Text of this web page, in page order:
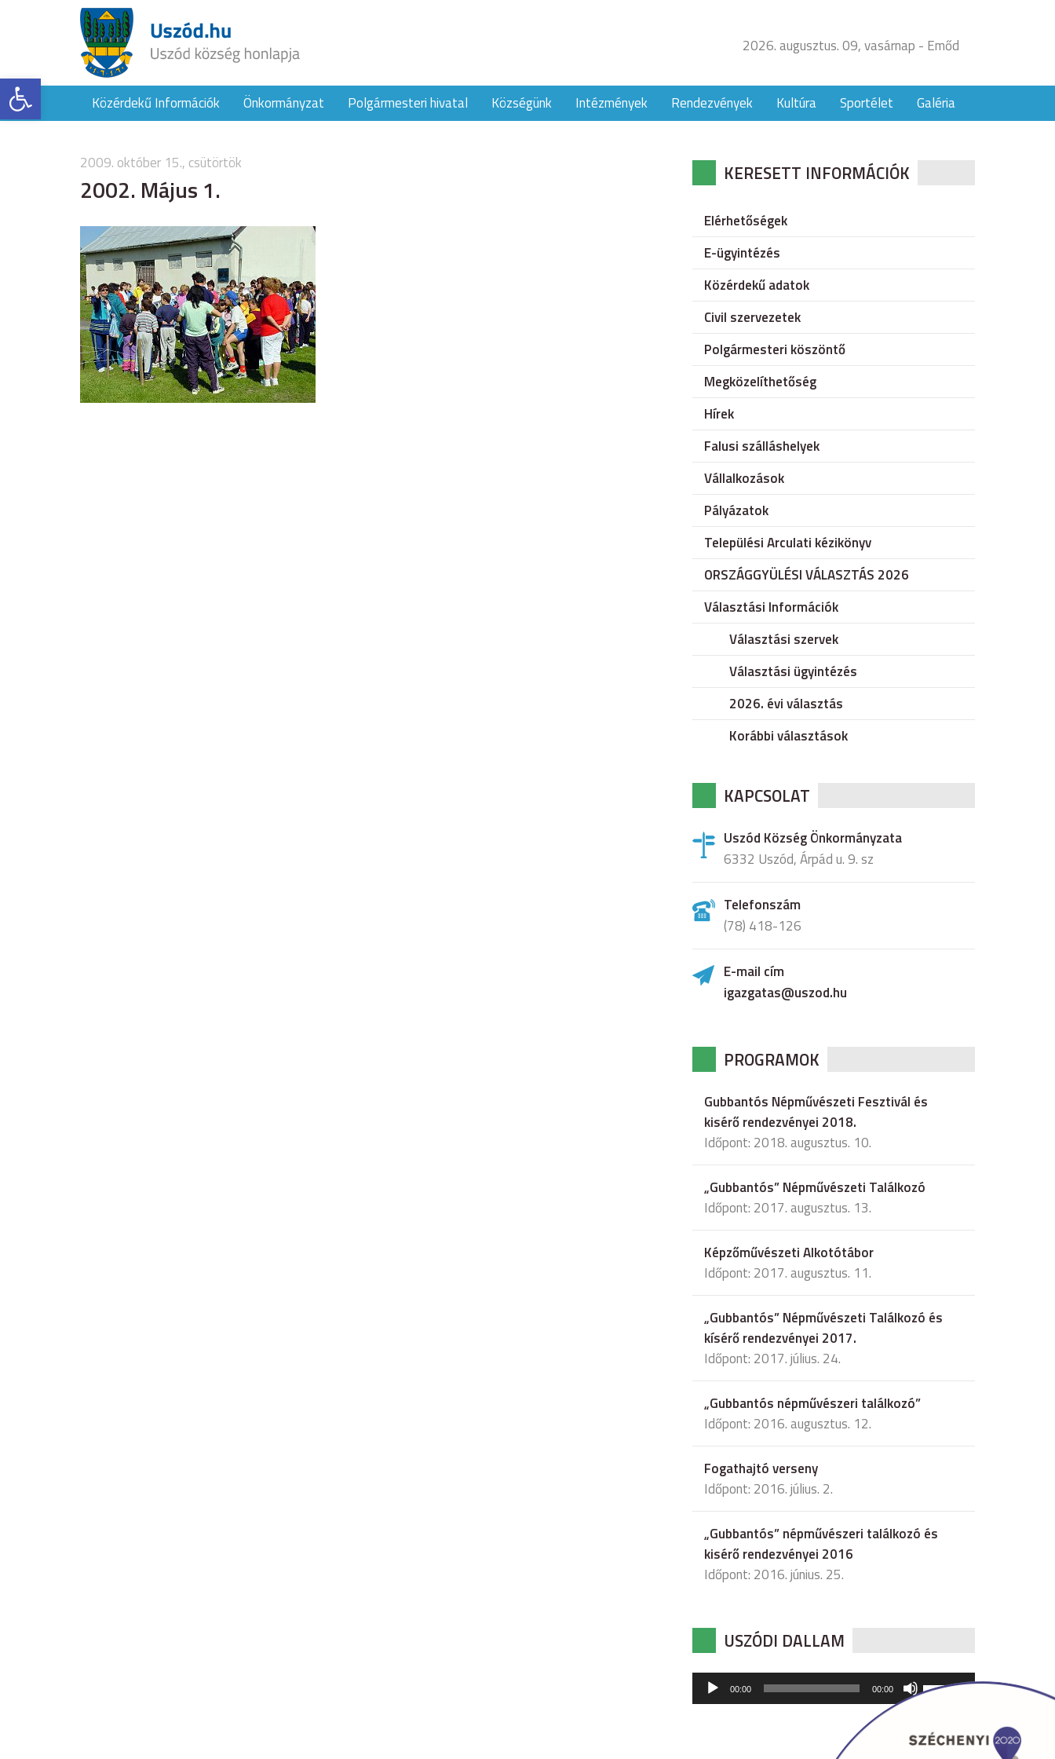
Eszköztár megnyitása
2026. augusztus. 09, vasárnap - Emőd
Közérdekű Információk Önkormányzat Polgármesteri hivatal Községünk Intézmények Rendezvények Kultúra Sportélet Galéria
2009. október 15., csütörtök
2002. Május 1. KERESETT INFORMÁCIÓK
Elérhetőségek
E-ügyintézés
Közérdekű adatok
Civil szervezetek
Polgármesteri köszöntő
Megközelíthetőség
Hírek
Falusi szálláshelyek
Vállalkozások
Pályázatok
Települési Arculati kézikönyv
ORSZÁGGYÜLÉSI VÁLASZTÁS 2026
Választási Információk
Választási szervek
Választási ügyintézés
2026. évi választás
Korábbi választások
KAPCSOLAT
Uszód Község Önkormányzata
6332 Uszód, Árpád u. 9. sz
Telefonszám
(78) 418-126
E-mail cím
igazgatas@uszod.hu
PROGRAMOK
Gubbantós Népművészeti Fesztivál és
kisérő rendezvényei 2018.
Időpont: 2018. augusztus. 10.
„Gubbantós” Népművészeti Találkozó
Időpont: 2017. augusztus. 13.
Képzőművészeti Alkotótábor
Időpont: 2017. augusztus. 11.
„Gubbantós” Népművészeti Találkozó és
kísérő rendezvényei 2017.
Időpont: 2017. július. 24.
„Gubbantós népművészeri találkozó”
Időpont: 2016. augusztus. 12.
Fogathajtó verseny
Időpont: 2016. július. 2.
„Gubbantós” népművészeri találkozó és
kisérő rendezvényei 2016
Időpont: 2016. június. 25.
USZÓDI DALLAM
Audió
lejátszó
00:00 00:00
hangerő
csökkentéséhez